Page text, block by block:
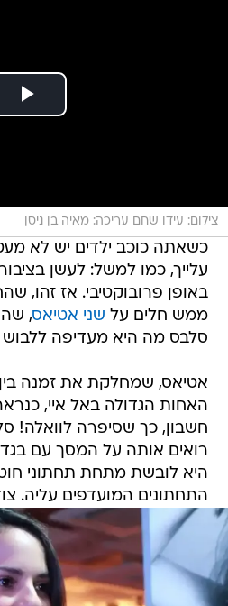
צילום: עידו שחם עריכה: מאיה בן ניסן
כשאתה כוכב ילדים יש לא
עלייך, כמו למשל: לעשן
באופן פרובוקטיבי. אז זהו,
ממש חלים על שני אטיאס,
סלבס מה היא מעדיפה
אטיאס, שמחלקת את זמנה
האחות הגדולה באל איי,
חשבון, כך שסיפרה לוואלה!
רואים אותה על המסך עם
היא לובשת מתחת תחתוני
התחתונים המועדפים עליה.